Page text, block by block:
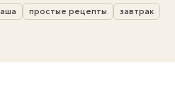
простые рецепты завтрак